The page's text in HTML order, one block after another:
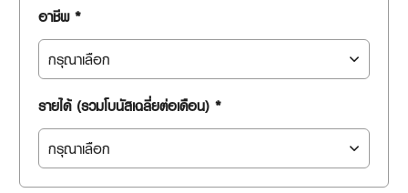
อาชีพ *
รายได้ (รวมโบนัสเฉลี่ยต่อเดือน) *